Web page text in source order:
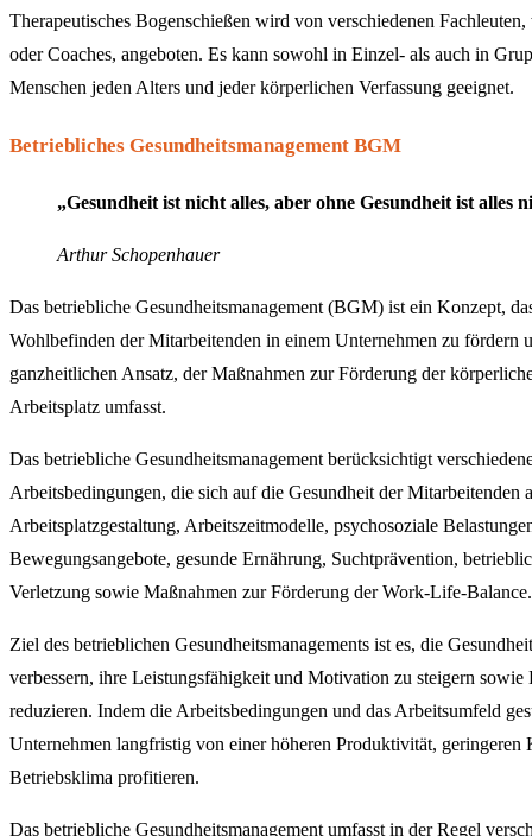
Therapeutisches Bogenschießen wird von verschiedenen
oder Coaches, angeboten. Es kann sowohl in Einzel- als auch in
Menschen jeden Alters und jeder körperlichen Verfassung geeignet.
Betriebliches Gesundheitsmanagement BGM
„Gesundheit ist nicht alles, aber ohne Gesundheit ist alles
Arthur Schopenhauer
Das betriebliche Gesundheitsmanagement (BGM) ist ein Konzept,
Wohlbefinden der Mitarbeitenden in einem Unternehmen zu fördern
ganzheitlichen Ansatz, der Maßnahmen zur Förderung der
Arbeitsplatz umfasst.
Das betriebliche Gesundheitsmanagement berücksichtigt
Arbeitsbedingungen, die sich auf die Gesundheit der Mitarbeitenden
Arbeitsplatzgestaltung, Arbeitszeitmodelle, psychosoziale
Bewegungsangebote, gesunde Ernährung, Suchtprävention,
Verletzung sowie Maßnahmen zur Förderung der Work-Life-Balance.
Ziel des betrieblichen Gesundheitsmanagements ist es, die
verbessern, ihre Leistungsfähigkeit und Motivation zu steigern
reduzieren. Indem die Arbeitsbedingungen und das Arbeitsumfeld
Unternehmen langfristig von einer höheren Produktivität, geringeren
Betriebsklima profitieren.
Das betriebliche Gesundheitsmanagement umfasst in der Regel